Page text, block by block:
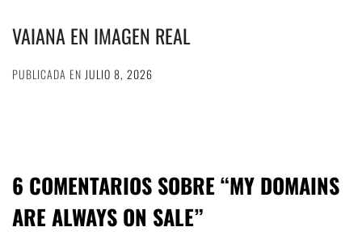
VAIANA EN IMAGEN REAL
PUBLICADA EN JULIO 8, 2026
6 COMENTARIOS SOBRE “MY DOMAINS
ARE ALWAYS ON SALE”